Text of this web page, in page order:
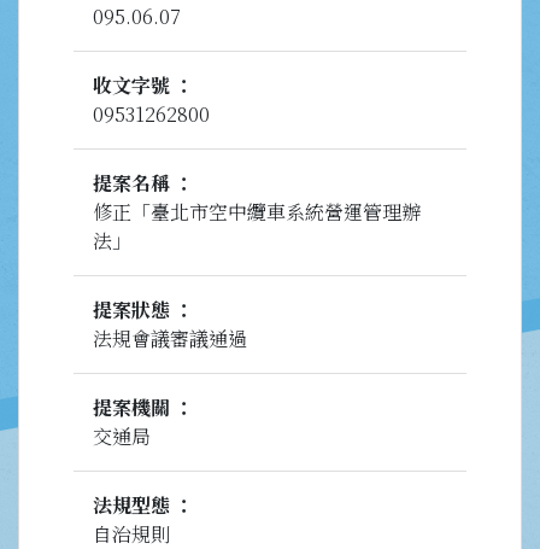
095.06.07
收文字號
09531262800
提案名稱
修正「臺北市空中纜車系統營運管理辦
法」
提案狀態
法規會議審議通過
提案機關
交通局
法規型態
自治規則